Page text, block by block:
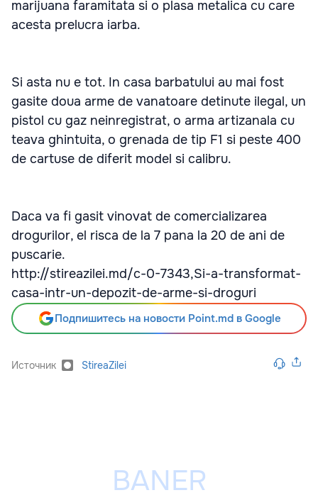
marijuana faramitata si o plasa metalica cu care
acesta prelucra iarba.
Si asta nu e tot. In casa barbatului au mai fost
gasite doua arme de vanatoare detinute ilegal, un
pistol cu gaz neinregistrat, o arma artizanala cu
teava ghintuita, o grenada de tip F1 si peste 400
de cartuse de diferit model si calibru.
Daca va fi gasit vinovat de comercializarea
drogurilor, el risca de la 7 pana la 20 de ani de
puscarie.
http://stireazilei.md/c-0-7343,Si-a-transformat-
casa-intr-un-depozit-de-arme-si-droguri
Подпишитесь на новости Point.md в Google
Источник StireaZilei